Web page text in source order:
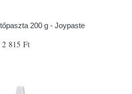
200 g - Joypaste
2 815 Ft